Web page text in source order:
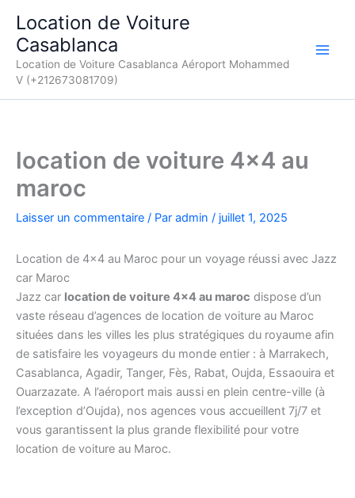
contenu
Location de Voiture
Casablanca
Location de Voiture Casablanca Aéroport Mohammed
V (+212673081709)
location de voiture 4×4 au
maroc
Laisser un commentaire / Par admin / juillet 1, 2025
Location de 4×4 au Maroc pour un voyage réussi avec Jazz
car Maroc
Jazz car location de voiture 4×4 au maroc dispose d’un
vaste réseau d’agences de location de voiture au Maroc
situées dans les villes les plus stratégiques du royaume afin
de satisfaire les voyageurs du monde entier : à Marrakech,
Casablanca, Agadir, Tanger, Fès, Rabat, Oujda, Essaouira et
Ouarzazate. A l’aéroport mais aussi en plein centre-ville (à
l’exception d’Oujda), nos agences vous accueillent 7j/7 et
vous garantissent la plus grande flexibilité pour votre
location de voiture au Maroc.